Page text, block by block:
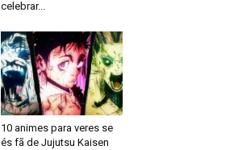
celebrar...
10 animes para veres se
és fã de Jujutsu Kaisen